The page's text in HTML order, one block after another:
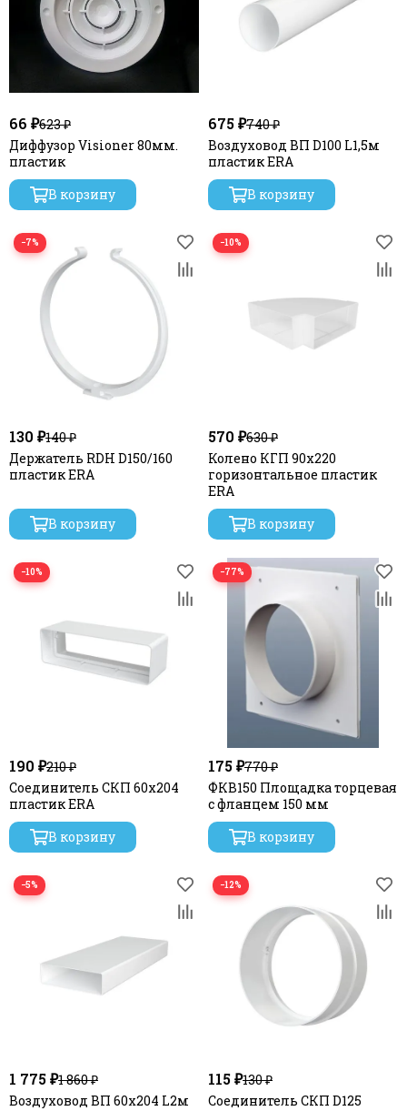
66 ₽623 ₽
Диффузор Visioner 80мм.
пластик
В корзину
675 ₽740 ₽
Воздуховод ВП D100 L1,5м
пластик ERA
В корзину
−7%
130 ₽140 ₽
Держатель RDH D150/160
пластик ERA
В корзину
−10%
570 ₽630 ₽
Колено КГП 90х220
горизонтальное пластик
ERA
В корзину
−10%
190 ₽210 ₽
Соединитель СКП 60х204
пластик ERA
В корзину
−77%
175 ₽770 ₽
ФКВ150 Площадка торцевая
с фланцем 150 мм
В корзину
−5%
1 775 ₽1 860 ₽
Воздуховод ВП 60х204 L2м
−12%
115 ₽130 ₽
Соединитель СКП D125